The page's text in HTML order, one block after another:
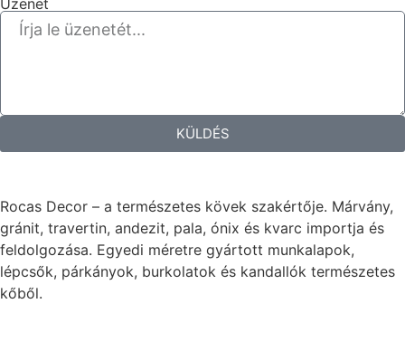
KÜLDÉS
Rocas Decor – a természetes kövek szakértője. Márvány,
gránit, travertin, andezit, pala, ónix és kvarc importja és
feldolgozása. Egyedi méretre gyártott munkalapok,
lépcsők, párkányok, burkolatok és kandallók természetes
kőből.